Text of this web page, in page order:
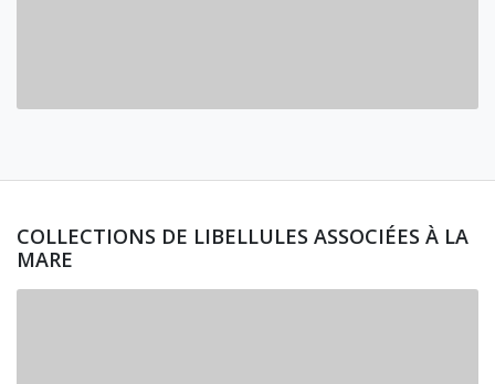
COLLECTIONS DE LIBELLULES ASSOCIÉES À LA
MARE